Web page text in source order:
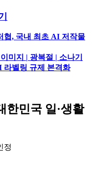
, 국내 최초 AI 저작물
미지 | 광복절 | 소나기
라벨링 규제 본격화
한민국 일·생활
정